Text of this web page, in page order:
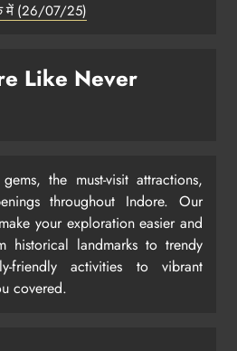
में (26/07/25)
Like Never
the must-visit attractions,
throughout Indore. Our
your exploration easier and
historical landmarks to trendy
friendly activities to vibrant
covered.